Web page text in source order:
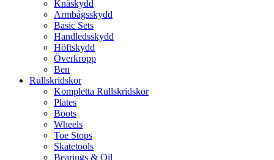
Knäskydd
Armbågsskydd
Basic Sets
Handledsskydd
Höftskydd
Överkropp
Ben
Rullskridskor
Kompletta Rullskridskor
Plates
Boots
Wheels
Toe Stops
Skatetools
Bearings & Oil